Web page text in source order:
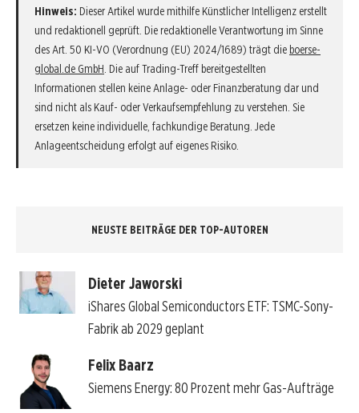
Hinweis: Dieser Artikel wurde mithilfe Künstlicher Intelligenz erstellt
und redaktionell geprüft. Die redaktionelle Verantwortung im Sinne
des Art. 50 KI-VO (Verordnung (EU) 2024/1689) trägt die boerse-
global.de GmbH . Die auf Trading-Treff bereitgestellten
Informationen stellen keine Anlage- oder Finanzberatung dar und
sind nicht als Kauf- oder Verkaufsempfehlung zu verstehen. Sie
ersetzen keine individuelle, fachkundige Beratung. Jede
Anlageentscheidung erfolgt auf eigenes Risiko.
NEUSTE BEITRÄGE DER TOP-AUTOREN
Dieter Jaworski
iShares Global Semiconductors ETF: TSMC-Sony-
Fabrik ab 2029 geplant
Felix Baarz
Siemens Energy: 80 Prozent mehr Gas-Aufträge